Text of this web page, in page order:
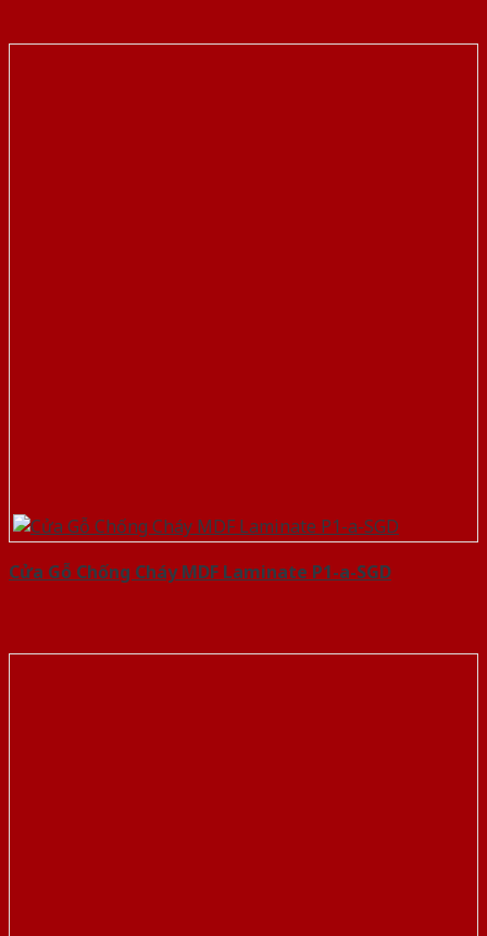
Cửa Gỗ Chống Cháy MDF Laminate P1-a-SGD